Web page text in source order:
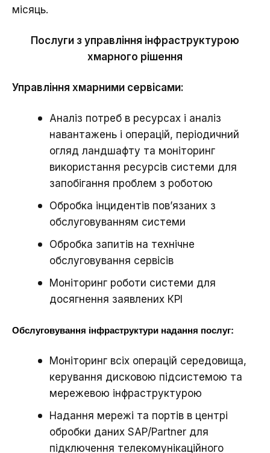
місяць.
Послуги з управління інфраструктурою
хмарного рішення
Управління хмарними сервісами:
Аналіз потреб в ресурсах і аналіз
навантажень і операцій, періодичний
огляд ландшафту та моніторинг
використання ресурсів системи для
запобігання проблем з роботою
Обробка інцидентів пов’язаних з
обслуговуванням системи
Обробка запитів на технічне
обслуговування сервісів
Моніторинг роботи системи для
досягнення заявлених КРІ
Обслуговування інфраструктури надання послуг:
Моніторинг всіх операцій середовища,
керування дисковою підсистемою та
мережевою інфраструктурою
Надання мережі та портів в центрі
обробки даних SAP/Partner для
підключення телекомунікаційного